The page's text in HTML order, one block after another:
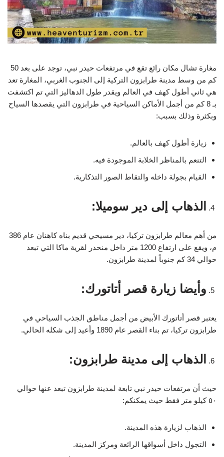
مغارة تشال مكان رائع تقع في مرتفعات حيدر نبي، توجد على بعد 50
كم من وسط مدينة طرابزون التركية إلى الجنوب الغربي، المغارة تعد
هي ثاني أطول كهف في العالم ويقدر طول الدهاليز التي تم اكتشفت
بـ 8 كم من أجمل الأماكن السياحية في طرابزون التي يقصدها السياح
وبكثرة وذلك بسبب:
زيارة أطول كهف بالعالم.
التنعم بالمناظر الخلابة الموجودة فيه.
القيام بجولة داخله والتقاط الصور التذكارية.
الذهاب إلى دير سوميلا:
من أهم معالم طرابزون تركيا، دير مسيحي قديم بناه كاهنان عام 386
م، ويقع على ارتفاع 1200 متر داخل منحدر لقرية ماكا التي تبعد
حوالي 34 كم جنوباً لمدينة طرابزون.
وأيضا زيارة قصر أتاتورك:
يعتبر قصر أتاتورك الأبيض من أجمل مناطق الجذب السياحي في
طرابزون تركيا، تم بناء القصر عام 1890 وأعيد إلى شكله الحالي.
الذهاب إلى مدينة طرابزون:
حيث أن مرتفعات حيدر نبي تابعة لمدينة طرابزون تبعد عنها حوالي
٥٠ كيلو متر فقط حيث يمكنكم:
الذهاب لزيارة هذه المدينة.
التجول داخل أسواقها الرائعة ومركز المدينة.